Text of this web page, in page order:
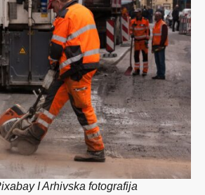
I Arhivska fotografija